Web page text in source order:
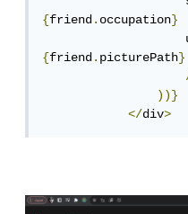
{friend.occupation}
{friend.picturePath}
))}
</div>